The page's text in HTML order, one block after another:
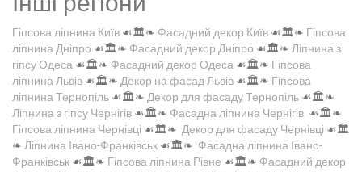
Гіпсова ліпнина Київ ☙🏛️❧ Фасадний декор Київ ☙🏛️❧ Гіпсова
ліпнина Дніпро ☙🏛️❧ Фасадний декор Дніпро ☙🏛️❧ Ліпнина з
гіпсу Одеса ☙🏛️❧ Фасадний декор Одеса ☙🏛️❧ Гіпсова
ліпнина Львів ☙🏛️❧ Декор на фасад Львів ☙🏛️❧ Гіпсова
ліпнина Тернопіль ☙🏛️❧ Декор для фасаду Тернопіль ☙🏛️❧
Ліпнина з гіпсу Чернігів ☙🏛️❧ Фасадна ліпнина Чернігів ☙🏛️❧
Гіпсова ліпнина Чернівці ☙🏛️❧ Декор для фасаду Чернівці ☙🏛️
❧ Ліпнина Івано-Франківськ ☙🏛️❧ Фасадна ліпнина Івано-
Франківськ ☙🏛️❧ Гіпсова ліпнина Рівне ☙🏛️❧ Фасадний декор